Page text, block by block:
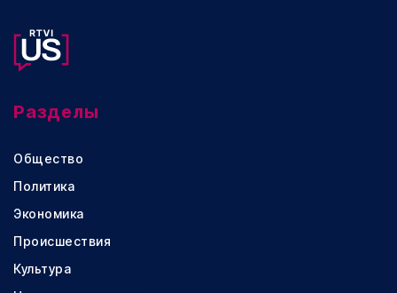
Разделы
Общество
Политика
Экономика
Происшествия
Культура